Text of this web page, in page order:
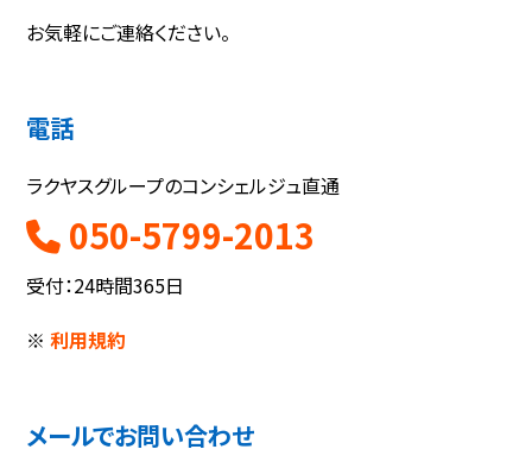
お気軽にご連絡ください。
電話
ラクヤスグループのコンシェルジュ直通
050-5799-2013
受付：24時間365日
※利用規約
メールでお問い合わせ